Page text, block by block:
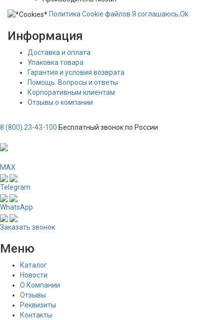
Политика Сookie файлов Я соглашаюсь,Ok
Информация
Доставка и оплата
Упаковка товара
Гарантия и условия возврата
Помощь. Вопросы и ответы
Корпоративным клиентам
Отзывы о компании
8 (800) 23-43-100 Бесплатный звонок по России
MAX
Telegram
WhatsApp
Заказать звонок
Меню
Каталог
Новости
О Компании
Отзывы
Реквизиты
Контакты